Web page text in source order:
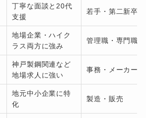
丁寧な面談と20代
支援
若手・第二新卒
地場企業・ハイク
ラス両方に強み
管理職・専門職
神戸製鋼関連など
地場求人に強い
事務・メーカー職
地元中小企業に特
化
製造・販売